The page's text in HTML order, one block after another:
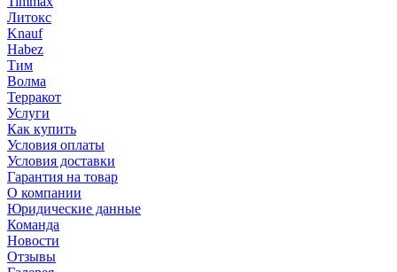
Литокс
Knauf
Habez
Тим
Волма
Терракот
Услуги
Как купить
Условия оплаты
Условия доставки
Гарантия на товар
О компании
Юридические данные
Команда
Новости
Отзывы